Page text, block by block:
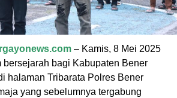
– Kamis, 8 Mei 2025
bersejarah bagi Kabupaten Bener
halaman Tribarata Polres Bener
yang sebelumnya tergabung